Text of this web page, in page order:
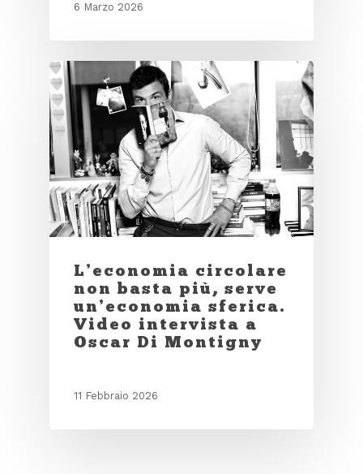
6 Marzo 2026
L’economia circolare
non basta più, serve
un’economia sferica.
Video intervista a
Oscar Di Montigny
11 Febbraio 2026